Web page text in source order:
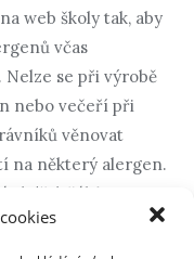
web školy tak, aby
včas
se při výrobě
nebo večeří při
věnovat
na některý alergen.
dětí, žáků a
kategorií a
dietní